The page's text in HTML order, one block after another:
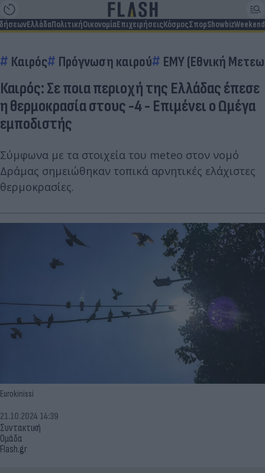
ΕλλάδαΠολιτικήΟικονομίαΕπιχειρήσειςΚόσμοςΣπορShowbizWeekend
Καιρός Πρόγνωση καιρού ΕΜΥ (Εθνική
Καιρός: Σε ποια περιοχή της Ελλάδας έπεσε
η θερμοκρασία στους -4 - Επιμένει ο Ωμέγα
εμποδιστής
Σύμφωνα με τα στοιχεία του meteo στον νομό
Δράμας σημειώθηκαν τοπικά αρνητικές ελάχιστες
θερμοκρασίες.
Eurokinissi
Συντακτική
Ομάδα
Flash.gr
21.10.2024 14:39